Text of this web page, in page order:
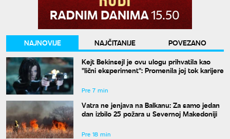
NAJNOVIJE NAJČITANIJE
POVEZANO
Kejt Bekinsejl je ovu ulogu prihvatila kao
"lični eksperiment": Promenila joj tok karijere
Pre 7 min
Vatra ne jenjava na Balkanu: Za samo jedan
dan izbilo 25 požara u Severnoj Makedoniji
Pre 18 min